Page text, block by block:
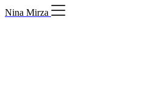
Skip
to
Nina Mirza